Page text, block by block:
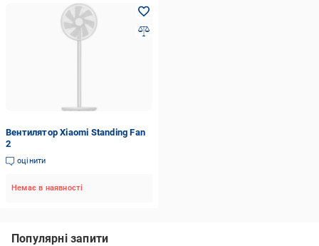
Вентилятор Xiaomi Standing Fan
2
оцінити
Немає в наявності
Популярні запити